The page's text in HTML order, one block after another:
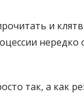
и
нередко
так, а как